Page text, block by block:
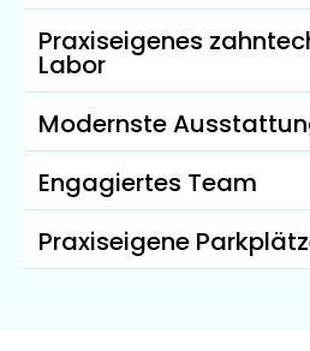
Praxiseigenes
Labor
Modernste
Engagiertes Team
Praxiseigene